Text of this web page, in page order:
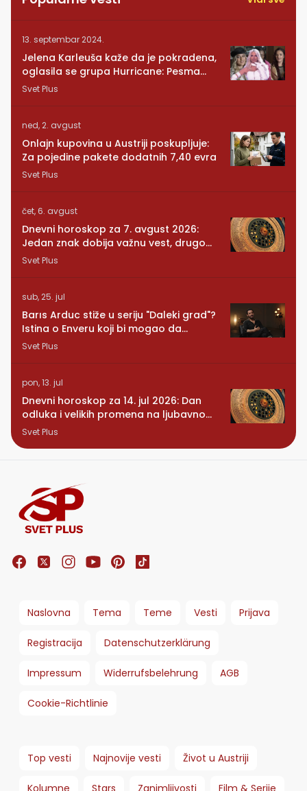
13. septembar 2024.
Jelena Karleuša kaže da je pokradena,
oglasila se grupa Hurricane: Pesma
RUNDE je naša!
Svet Plus
ned, 2. avgust
Onlajn kupovina u Austriji poskupljuje:
Za pojedine pakete dodatnih 7,40 evra
Svet Plus
čet, 6. avgust
Dnevni horoskop za 7. avgust 2026:
Jedan znak dobija važnu vest, drugom
se vraća osoba iz prošlosti
Svet Plus
sub, 25. jul
Barıs Arduc stiže u seriju "Daleki grad"?
Istina o Enveru koji bi mogao da
promeni sve
Svet Plus
pon, 13. jul
Dnevni horoskop za 14. jul 2026: Dan
odluka i velikih promena na ljubavnom
planu
Svet Plus
Naslovna Tema Teme Vesti Prijava
Registracija Datenschutzerklärung
Impressum Widerrufsbelehrung AGB
Cookie-Richtlinie
Top vesti Najnovije vesti Život u Austriji
Kolumne Stars Zanimljivosti Film & Serije